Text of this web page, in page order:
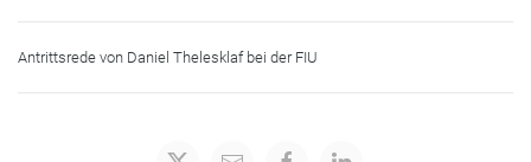
Antrittsrede von Daniel Thelesklaf bei der FIU